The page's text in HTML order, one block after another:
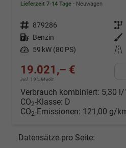
Lieferzeit 7-14 Tage Neuwagen
Fahrzeugnr. 879286 Getriebe
Kraftstoff Benzin Außenfarbe
Leistung 59 kW (80 PS) Kilometerstand
19.021,– €
incl. 19% MwSt.
Verbrauch kombiniert: 5,30
CO2-Klasse: D
CO2-Emissionen: 121,00 g/
Datensätze pro Seite: